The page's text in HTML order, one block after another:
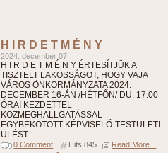
H I R D E T M É N Y
2024. december 07.
H I R D E T M É N Y ÉRTESÍTJÜK A
TISZTELT LAKOSSÁGOT, HOGY VAJA
VÁROS ÖNKORMÁNYZATA 2024.
DECEMBER 16-ÁN /HÉTFŐN/ DU. 17.00
ÓRAI KEZDETTEL
KÖZMEGHALLGATÁSSAL
EGYBEKÖTÖTT KÉPVISELŐ-TESTÜLETI
ÜLÉST...
0 Comment Hits:845 Read More...